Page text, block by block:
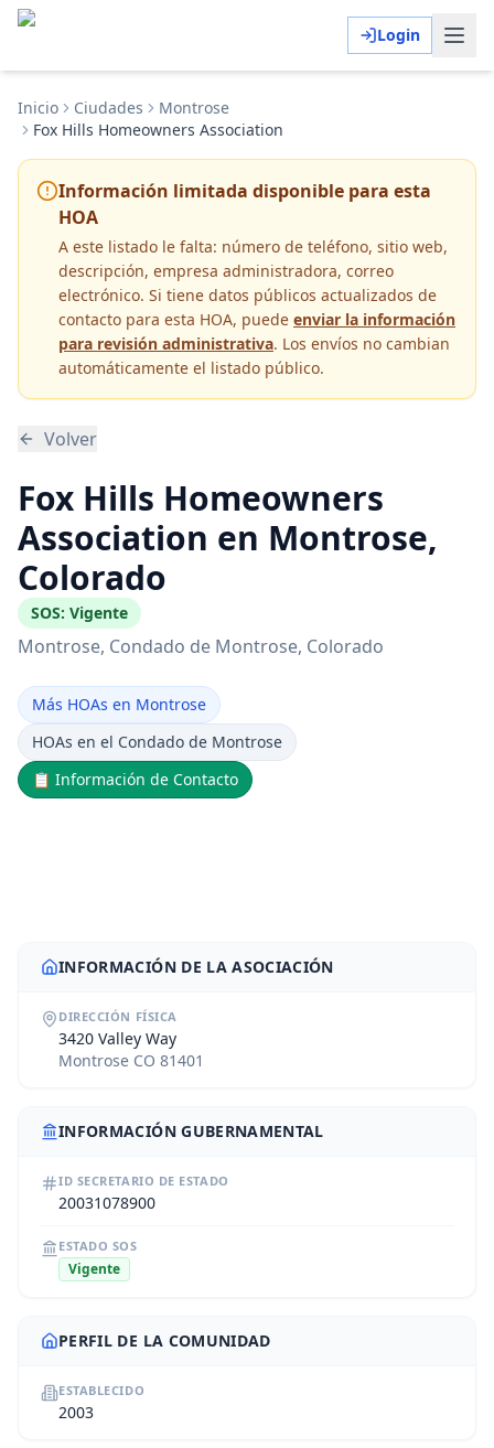
Login
Inicio Ciudades
Montrose
Fox Hills Homeowners Association
Información limitada disponible para esta
HOA
A este listado le falta: número de teléfono, sitio web,
descripción, empresa administradora, correo
electrónico. Si tiene datos públicos actualizados de
contacto para esta HOA, puede enviar la información
para revisión administrativa. Los envíos no cambian
automáticamente el listado público.
Volver
Fox Hills Homeowners
Association en Montrose,
Colorado
SOS: Vigente
Montrose, Condado de Montrose, Colorado
Más HOAs en Montrose
HOAs en el Condado de Montrose
📋 Información de Contacto
INFORMACIÓN DE LA ASOCIACIÓN
DIRECCIÓN FÍSICA
3420 Valley Way
Montrose CO 81401
INFORMACIÓN GUBERNAMENTAL
ID SECRETARIO DE ESTADO
20031078900
ESTADO SOS
Vigente
PERFIL DE LA COMUNIDAD
ESTABLECIDO
2003